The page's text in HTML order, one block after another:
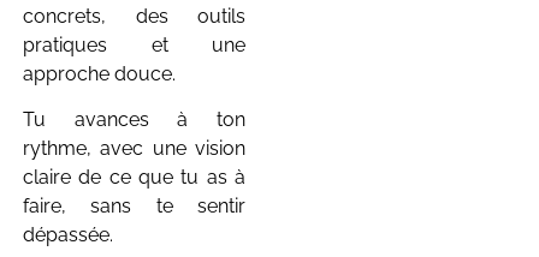
concrets, des outils
pratiques et une
approche douce.
Tu avances à ton
rythme, avec une vision
claire de ce que tu as à
faire, sans te sentir
dépassée.